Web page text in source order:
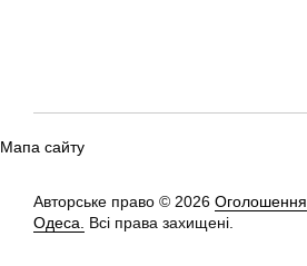
Мапа сайту
Авторське право © 2026 Оголошення
Одеса. Всі права захищені.